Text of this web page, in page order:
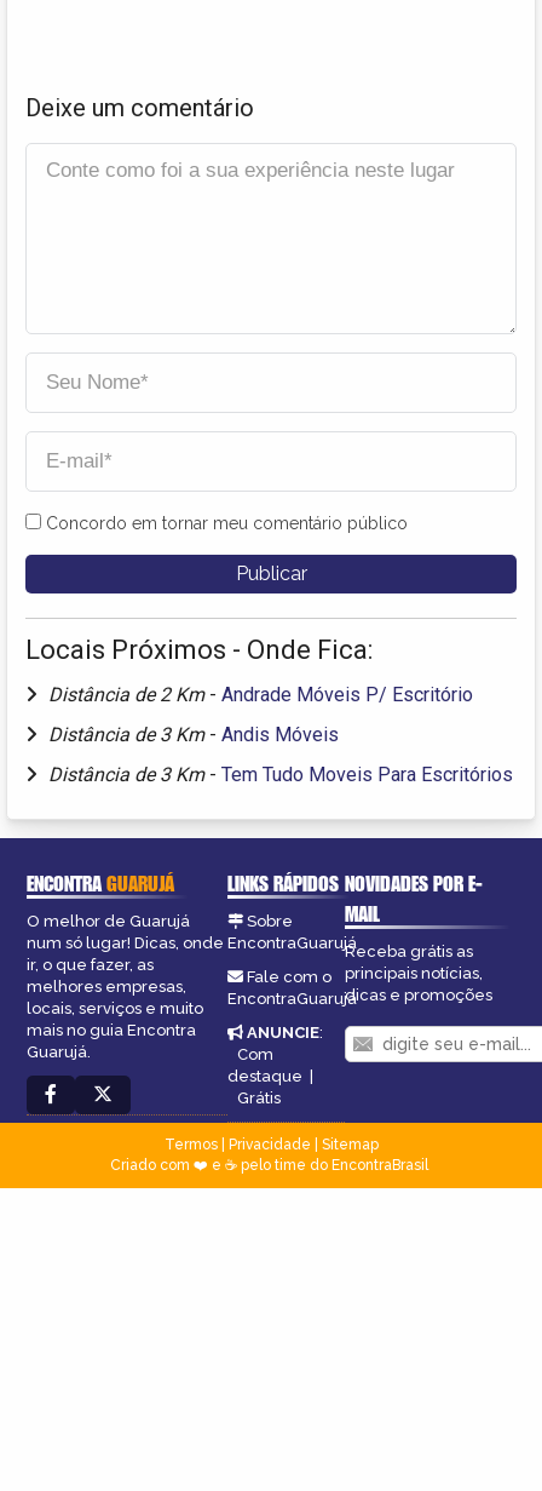
Deixe um comentário
Concordo em tornar meu comentário público
Locais Próximos - Onde Fica:
Distância de 2 Km - Andrade Móveis P/ Escritório
Distância de 3 Km - Andis Móveis
Distância de 3 Km - Tem Tudo Moveis Para Escritórios
ENCONTRAGUARUJÁ
O melhor de Guarujá
num só lugar! Dicas, onde
ir, o que fazer, as
melhores empresas,
locais, serviços e muito
mais no guia Encontra
Guarujá.
LINKS RÁPIDOS
Sobre
EncontraGuarujá
Fale com o
EncontraGuarujá
ANUNCIE:
Com
destaque |
Grátis
NOVIDADES POR E-
MAIL
Receba grátis as
principais notícias,
dicas e promoções
Termos| Privacidade
Sitemap
Criado com ❤️ e ☕ pelo time do EncontraBrasil